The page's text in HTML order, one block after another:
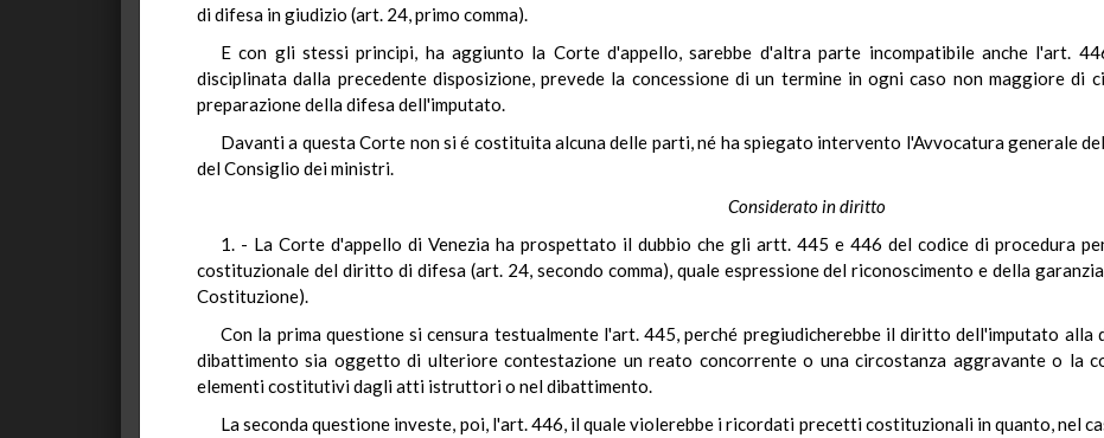
di difesa in giudizio (art. 24, primo comma).
E con gli stessi principi, ha aggiunto la Corte d'appello, sarebbe d'altra parte incompatibile anche l'art.
disciplinata dalla precedente disposizione, prevede la concessione di un termine in ogni caso non maggiore di
preparazione della difesa dell'imputato.
Davanti a questa Corte non si é costituita alcuna delle parti, né ha spiegato intervento l'Avvocatura generale
del Consiglio dei ministri.
Considerato in diritto
1. - La Corte d'appello di Venezia ha prospettato il dubbio che gli artt. 445 e 446 del codice di procedura
costituzionale del diritto di difesa (art. 24, secondo comma), quale espressione del riconoscimento e della
Costituzione).
Con la prima questione si censura testualmente l'art. 445, perché pregiudicherebbe il diritto dell'imputato alla
dibattimento sia oggetto di ulteriore contestazione un reato concorrente o una circostanza aggravante o la
elementi costitutivi dagli atti istruttori o nel dibattimento.
La seconda questione investe, poi, l'art. 446, il quale violerebbe i ricordati precetti costituzionali in quanto, nel